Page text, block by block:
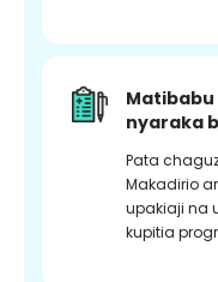
nyaraka
Pata
Makadirio
upakiaji na
kupitia